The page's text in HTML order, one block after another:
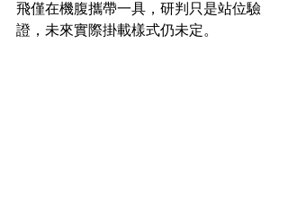
飛僅在機腹攜帶一具，研判只是站位驗
證，未來實際掛載樣式仍未定。